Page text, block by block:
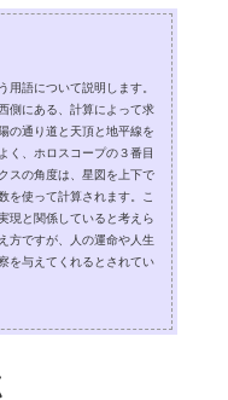
用語について説明します。
側にある、計算によって求
の通り道と天頂と地平線を
く、ホロスコープの３番目
スの角度は、星図を上下で
を使って計算されます。こ
現と関係していると考えら
方ですが、人の運命や人生
を与えてくれるとされてい